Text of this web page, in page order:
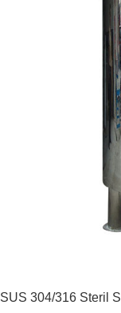
SUS 304/316 Steril